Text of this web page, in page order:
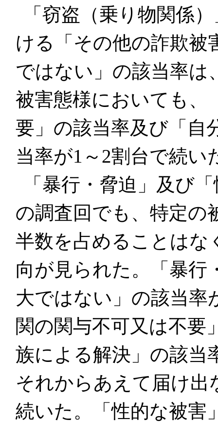
「窃盗（乗り物関係
ける「その他の詐欺被
ではない」の該当率は
被害態様においても、
要」の該当率及び「自
当率が1～2割台で続い
「暴行・脅迫」及び
の調査回でも、特定の
半数を占めることはな
向が見られた。「暴行
大ではない」の該当率
関の関与不可又は不要
族による解決」の該当
それからあえて届け出
続いた。「性的な被害